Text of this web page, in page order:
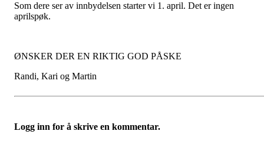
Som dere ser av innbydelsen starter vi 1. april. Det er ingen
aprilspøk.
ØNSKER DER EN RIKTIG GOD PÅSKE
Randi, Kari og Martin
Logg inn for å skrive en kommentar.